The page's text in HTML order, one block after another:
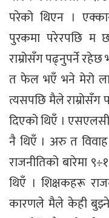
परेको थिएन ।
पुरकमा परेरपछि म
राम्रोसँग पढ्नुपर्ने रहेछ
त फेल भएँ भने मेरो
त्यसपछि मैले
दिएको थिएँ । एसएलसी
नै थिएँ । अरु त
राजनीतिको बारेमा
थिएँ । शिक्षकहरू
कारणले मैले केही